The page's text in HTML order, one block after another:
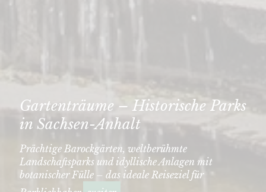
Gartenträume – Historische Parks
in Sachsen-Anhalt
Prächtige Barockgärten, weltberühmte
Landschaftsparks und idyllische Anlagen mit
botanischer Fülle – das ideale Reiseziel für